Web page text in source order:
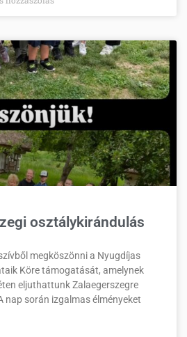
osztálykirándulás
megköszönni a Nyugdíjas
Köre támogatását, amelynek
eljuthattunk Zalaegerszegre
nap során izgalmas élményeket